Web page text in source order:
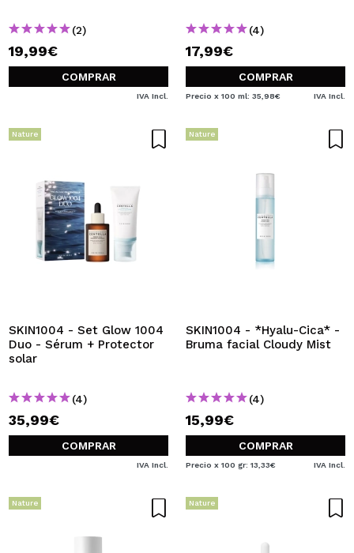
(2)
19,99€
COMPRAR
IVA Incl.
(4)
17,99€
COMPRAR
Precio x 100 ml: 35,98€ IVA Incl.
Nature
SKIN1004 - Set Glow 1004
Duo - Sérum + Protector
solar
(4)
35,99€
COMPRAR
IVA Incl.
Nature
SKIN1004 - *Hyalu-Cica* -
Bruma facial Cloudy Mist
(4)
15,99€
COMPRAR
Precio x 100 gr: 13,33€ IVA Incl.
Nature Nature